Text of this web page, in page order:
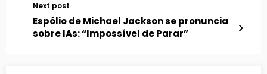
Next post
Espólio de Michael Jackson se pronuncia
sobre IAs: “Impossível de Parar”